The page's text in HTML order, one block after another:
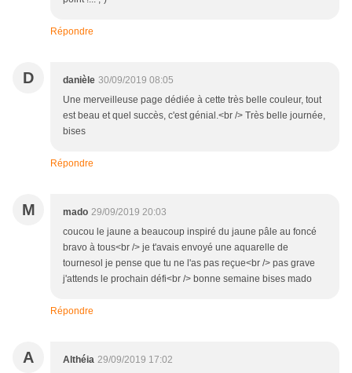
Répondre
D danièle 30/09/2019 08:05
Une merveilleuse page dédiée à cette très belle couleur, tout
est beau et quel succès, c'est génial.<br /> Très belle journée,
bises
Répondre
M mado 29/09/2019 20:03
coucou le jaune a beaucoup inspiré du jaune pâle au foncé
bravo à tous<br /> je t'avais envoyé une aquarelle de
tournesol je pense que tu ne l'as pas reçue<br /> pas grave
j'attends le prochain défi<br /> bonne semaine bises mado
Répondre
A Althéia 29/09/2019 17:02